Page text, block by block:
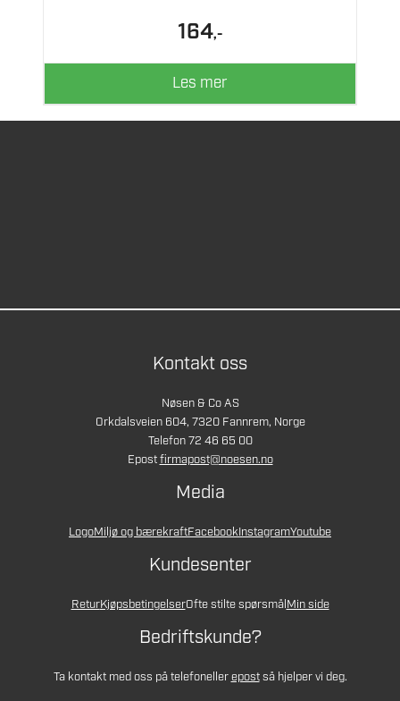
164,-
Les mer
Kontakt oss
Nøsen & Co AS
Orkdalsveien 604, 7320 Fannrem, Norge
Telefon 72 46 65 00
Epostfirmapost@noesen.no
Media
LogoMiljø og bærekraftFacebookInstagramYoutube
Kundesenter
ReturKjøpsbetingelserOfte stilte spørsmålMin side
Bedriftskunde?
Ta kontakt med oss på telefonellerepostså hjelper vi deg.